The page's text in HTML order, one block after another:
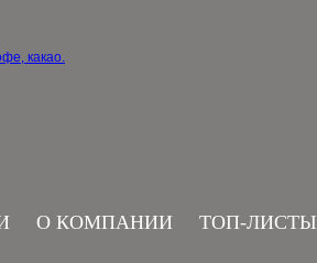
О КОМПАНИИ ТОП-ЛИСТЫ